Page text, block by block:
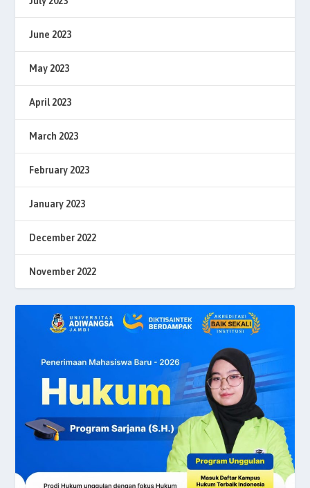
June 2023
May 2023
April 2023
March 2023
February 2023
January 2023
December 2022
November 2022